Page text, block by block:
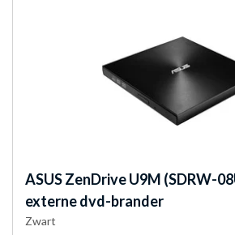
ASUSZenDrive U9M (SDRW-
externe dvd-brander
Zwart